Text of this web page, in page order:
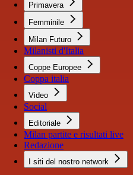
Primavera
Femminile
Milan Futuro
Milanisti d'Italia
Coppe Europee
Coppa italia
Video
Social
Editoriale
Milan partite e risultati live
Redazione
I siti del nostro network